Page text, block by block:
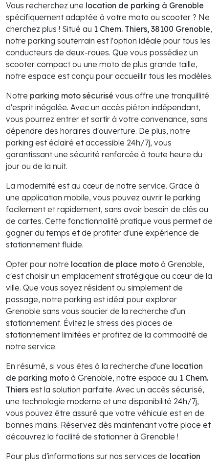
Vous recherchez une location de parking à Grenoble
spécifiquement adaptée à votre moto ou scooter ? Ne
cherchez plus ! Situé au 1 Chem. Thiers, 38100 Grenoble,
notre parking souterrain est l'option idéale pour tous les
conducteurs de deux-roues. Que vous possédiez un
scooter compact ou une moto de plus grande taille,
notre espace est conçu pour accueillir tous les modèles.
Notre parking moto sécurisé vous offre une tranquillité
d'esprit inégalée. Avec un accès piéton indépendant,
vous pourrez entrer et sortir à votre convenance, sans
dépendre des horaires d'ouverture. De plus, notre
parking est éclairé et accessible 24h/7j, vous
garantissant une sécurité renforcée à toute heure du
jour ou de la nuit.
La modernité est au cœur de notre service. Grâce à
une application mobile, vous pouvez ouvrir le parking
facilement et rapidement, sans avoir besoin de clés ou
de cartes. Cette fonctionnalité pratique vous permet de
gagner du temps et de profiter d'une expérience de
stationnement fluide.
Opter pour notre location de place moto à Grenoble,
c'est choisir un emplacement stratégique au cœur de la
ville. Que vous soyez résident ou simplement de
passage, notre parking est idéal pour explorer
Grenoble sans vous soucier de la recherche d'un
stationnement. Évitez le stress des places de
stationnement limitées et profitez de la commodité de
notre service.
En résumé, si vous êtes à la recherche d'une location
de parking moto à Grenoble, notre espace au 1 Chem.
Thiers est la solution parfaite. Avec un accès sécurisé,
une technologie moderne et une disponibilité 24h/7j,
vous pouvez être assuré que votre véhicule est en de
bonnes mains. Réservez dès maintenant votre place et
découvrez la facilité de stationner à Grenoble !
Pour plus d'informations sur nos services de location